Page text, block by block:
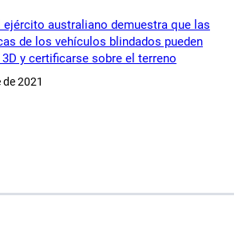
ejército australiano demuestra que las
de los vehículos blindados pueden
y certificarse sobre el terreno
2021